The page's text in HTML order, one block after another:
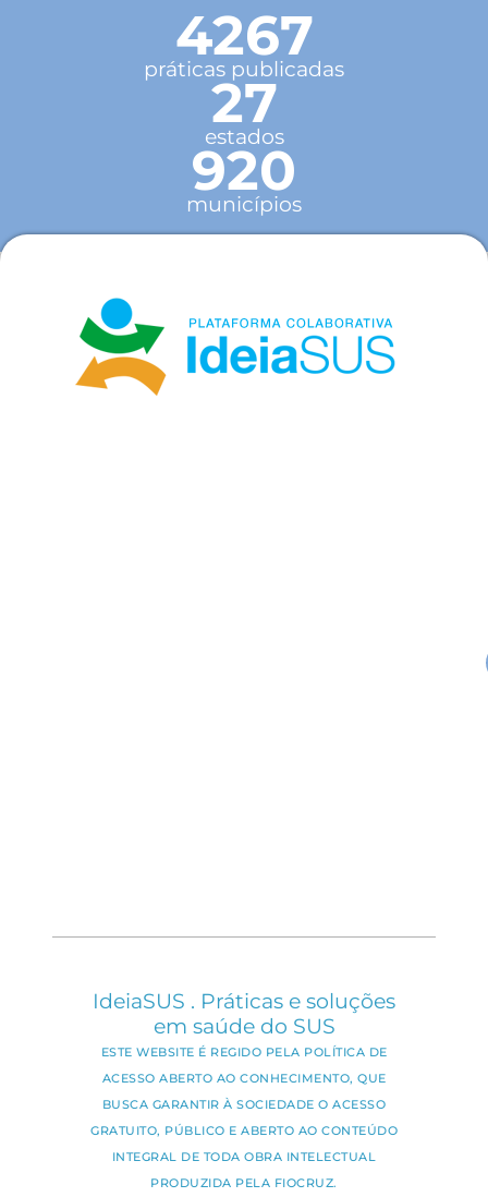
4267
práticas publicadas
27
estados
920
municípios
IdeiaSUS . Práticas e soluções
em saúde do SUS
ESTE WEBSITE É REGIDO PELA POLÍTICA DE
ACESSO ABERTO AO CONHECIMENTO, QUE
BUSCA GARANTIR À SOCIEDADE O ACESSO
GRATUITO, PÚBLICO E ABERTO AO CONTEÚDO
INTEGRAL DE TODA OBRA INTELECTUAL
PRODUZIDA PELA FIOCRUZ.